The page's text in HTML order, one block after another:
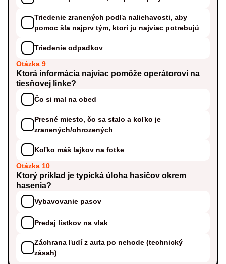
Triedenie zranených podľa naliehavosti, aby
pomoc šla najprv tým, ktorí ju najviac potrebujú
Triedenie odpadkov
Otázka 9
Ktorá informácia najviac pomôže operátorovi na
tiesňovej linke?
Čo si mal na obed
Presné miesto, čo sa stalo a koľko je
zranených/ohrozených
Koľko máš lajkov na fotke
Otázka 10
Ktorý príklad je typická úloha hasičov okrem
hasenia?
Vybavovanie pasov
Predaj lístkov na vlak
Záchrana ľudí z auta po nehode (technický
zásah)